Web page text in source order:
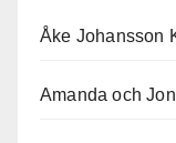
Åke Johansson
Amanda och